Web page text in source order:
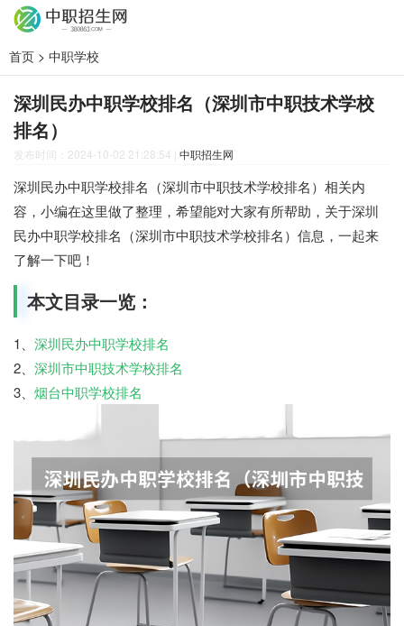
首页 > 中职学校
深圳民办中职学校排名（深圳市中职技术学校
排名）
发布时间：2024-10-02 21:28:54 | 中职招生网
深圳民办中职学校排名（深圳市中职技术学校排名）相关内
容，小编在这里做了整理，希望能对大家有所帮助，关于深圳
民办中职学校排名（深圳市中职技术学校排名）信息，一起来
了解一下吧！
本文目录一览：
1、 深圳民办中职学校排名
2、 深圳市中职技术学校排名
3、 烟台中职学校排名